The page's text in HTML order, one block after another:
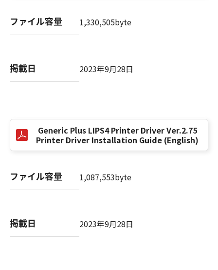
の他の条項は完全に有効に存続するものとしま
す。
以 上
ファイル容量 1,330,505byte
掲載日 2023年9月28日
Generic Plus LIPS4 Printer Driver Ver.2.75
Printer Driver Installation Guide (English)
ファイル容量 1,087,553byte
掲載日 2023年9月28日